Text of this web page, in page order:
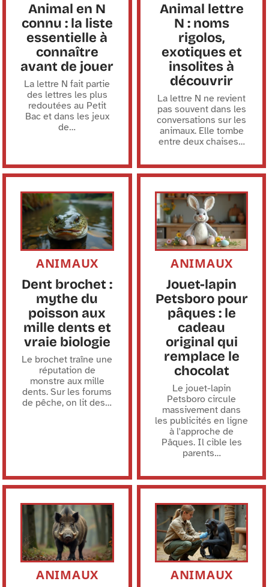
Animal en N
connu : la liste
essentielle à
connaître
avant de jouer
La lettre N fait partie
des lettres les plus
redoutées au Petit
Bac et dans les jeux
de…
Animal lettre
N : noms
rigolos,
exotiques et
insolites à
découvrir
La lettre N ne revient
pas souvent dans les
conversations sur les
animaux. Elle tombe
entre deux chaises…
ANIMAUX
Dent brochet :
mythe du
poisson aux
mille dents et
vraie biologie
Le brochet traîne une
réputation de
monstre aux mille
dents. Sur les forums
de pêche, on lit des…
ANIMAUX
Jouet-lapin
Petsboro pour
pâques : le
cadeau
original qui
remplace le
chocolat
Le jouet-lapin
Petsboro circule
massivement dans
les publicités en ligne
à l'approche de
Pâques. Il cible les
parents…
ANIMAUX ANIMAUX